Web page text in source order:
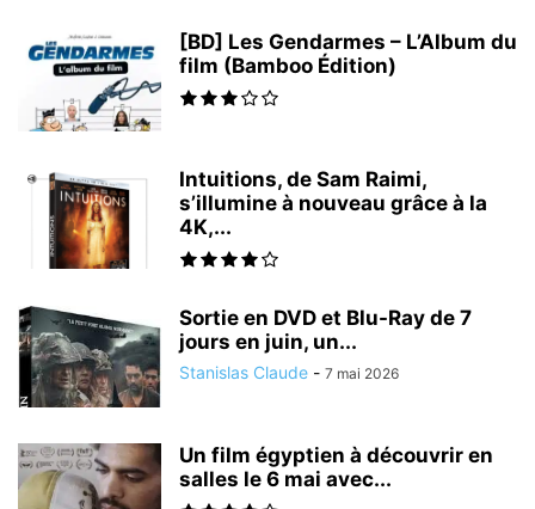
[BD] Les Gendarmes – L’Album du
film (Bamboo Édition)
Intuitions, de Sam Raimi,
s’illumine à nouveau grâce à la
4K,...
Sortie en DVD et Blu-Ray de 7
jours en juin, un...
Stanislas Claude - 7 mai 2026
Un film égyptien à découvrir en
salles le 6 mai avec...